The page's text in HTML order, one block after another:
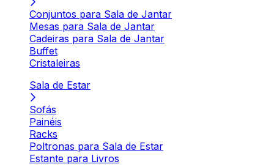
Conjuntos para Sala de Jantar
Mesas para Sala de Jantar
Cadeiras para Sala de Jantar
Buffet
Cristaleiras
Sala de Estar
Sofás
Painéis
Racks
Poltronas para Sala de Estar
Estante para Livros